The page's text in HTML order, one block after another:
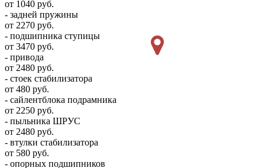
от 1040 руб.
- задней пружины
от 2270 руб.
- подшипника ступицы
от 3470 руб.
- привода
от 2480 руб.
- стоек стабилизатора
от 480 руб.
- сайлентблока подрамника
от 2250 руб.
- пыльника ШРУС
от 2480 руб.
- втулки стабилизатора
от 580 руб.
- опорных подшипников